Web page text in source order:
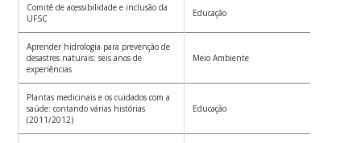
Comitê de acessibilidade e inclusão da
UFSC
Educação
Aprender hidrologia para prevenção de
desastres naturais: seis anos de
experiências
Meio Ambiente
Plantas medicinais e os cuidados com a
saúde: contando várias histórias
(2011/2012)
Educação